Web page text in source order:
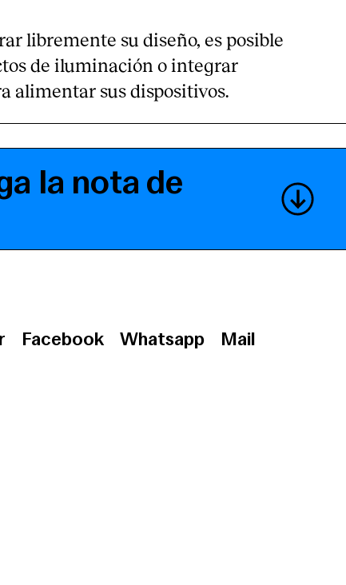
libremente su diseño, es posible
de iluminación o integrar
alimentar sus dispositivos.
la nota de
Facebook Whatsapp Mail